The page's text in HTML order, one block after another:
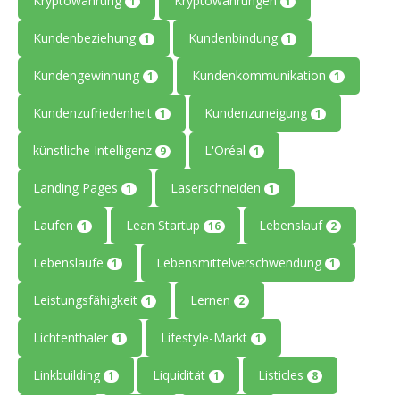
Kundenbeziehung 1 Kundenbindung 1
Kundengewinnung 1 Kundenkommunikation 1
Kundenzufriedenheit 1 Kundenzuneigung 1
künstliche Intelligenz 9 L'Oréal 1
Landing Pages 1 Laserschneiden 1
Laufen 1 Lean Startup 16 Lebenslauf 2
Lebensläufe 1 Lebensmittelverschwendung 1
Leistungsfähigkeit 1 Lernen 2
Lichtenthaler 1 Lifestyle-Markt 1
Linkbuilding 1 Liquidität 1 Listicles 8